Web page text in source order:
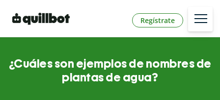
Regístrate
¿Cuáles son ejemplos de nombres de
plantas de agua?